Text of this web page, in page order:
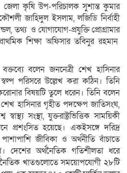
কৃষি উপ-পরিচালক সুশান্ত কুমার
জাহিদুল ইসলাম, লজিডি নির্বাহী
তথ্য ও যোগাযোগ-প্রযুক্তি প্রোগ্রামার
শিক্ষা অফিসার তবিনুর রহমান
বলেন জননেত্রী শেখ হাসিনার
পরিসরে উল্লেখ করা কঠিন। তিনি
বিষয়টি তুলে ধরেন। তিনি বলেন
হাসিনার গৃহীত পদক্ষেপ জাতিসংঘ,
সংস্থা, যুক্তরাষ্ট্রভিত্তিক সাময়িকী
প্রশংসিত হয়েছে। একইসঙ্গে দরিদ্র
জীবিকা ও অর্থনীতি বাঁচাতে
দেশের অর্থনৈতিক গতিশীলতা ধরে
খাতগুলোতে সময়োপযোগী ২৮টি